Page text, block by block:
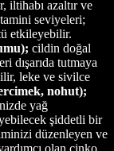
iltihabı azaltır ve
seviyeleri;
etkileyebilir.
cildin doğal
dışarıda tutmaya
leke ve sivilce
nohut);
yağ
şiddetli bir
düzenleyen ve
olan çinko